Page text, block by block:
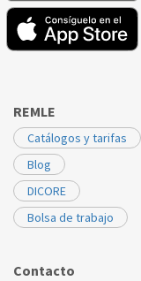
REMLE
Catálogos y tarifas
Blog
DICORE
Bolsa de trabajo
Contacto